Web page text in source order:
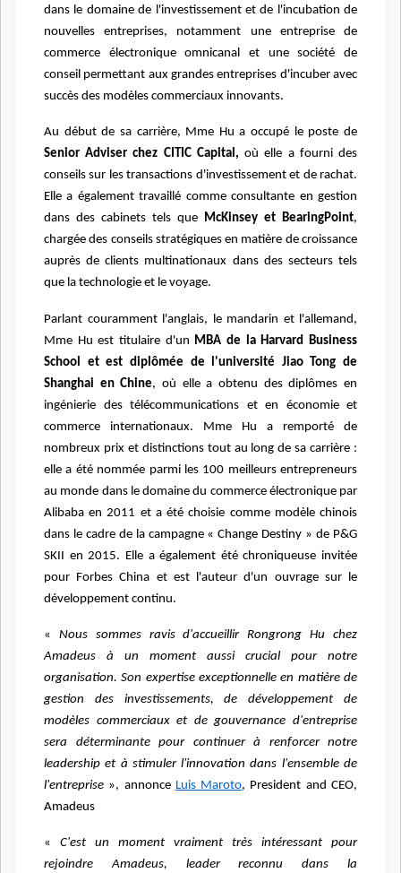
dans le domaine de l'investissement et de l'incubation de
nouvelles entreprises, notamment une entreprise de
commerce électronique omnicanal et une société de
conseil permettant aux grandes entreprises d'incuber avec
succès des modèles commerciaux innovants.
Au début de sa carrière, Mme Hu a occupé le poste de
Senior Adviser chez CITIC Capital, où elle a fourni des
conseils sur les transactions d'investissement et de rachat.
Elle a également travaillé comme consultante en gestion
dans des cabinets tels que McKinsey et BearingPoint,
chargée des conseils stratégiques en matière de croissance
auprès de clients multinationaux dans des secteurs tels
que la technologie et le voyage.
Parlant couramment l'anglais, le mandarin et l'allemand,
Mme Hu est titulaire d'un MBA de la Harvard Business
School et est diplômée de l'université Jiao Tong de
Shanghai en Chine, où elle a obtenu des diplômes en
ingénierie des télécommunications et en économie et
commerce internationaux. Mme Hu a remporté de
nombreux prix et distinctions tout au long de sa carrière :
elle a été nommée parmi les 100 meilleurs entrepreneurs
au monde dans le domaine du commerce électronique par
Alibaba en 2011 et a été choisie comme modèle chinois
dans le cadre de la campagne « Change Destiny » de P&G
SKII en 2015. Elle a également été chroniqueuse invitée
pour Forbes China et est l'auteur d'un ouvrage sur le
développement continu.
« Nous sommes ravis d'accueillir Rongrong Hu chez
Amadeus à un moment aussi crucial pour notre
organisation. Son expertise exceptionnelle en matière de
gestion des investissements, de développement de
modèles commerciaux et de gouvernance d'entreprise
sera déterminante pour continuer à renforcer notre
leadership et à stimuler l'innovation dans l'ensemble de
l'entreprise », annonce Luis Maroto, President and CEO,
Amadeus
« C'est un moment vraiment très intéressant pour
rejoindre Amadeus, leader reconnu dans la